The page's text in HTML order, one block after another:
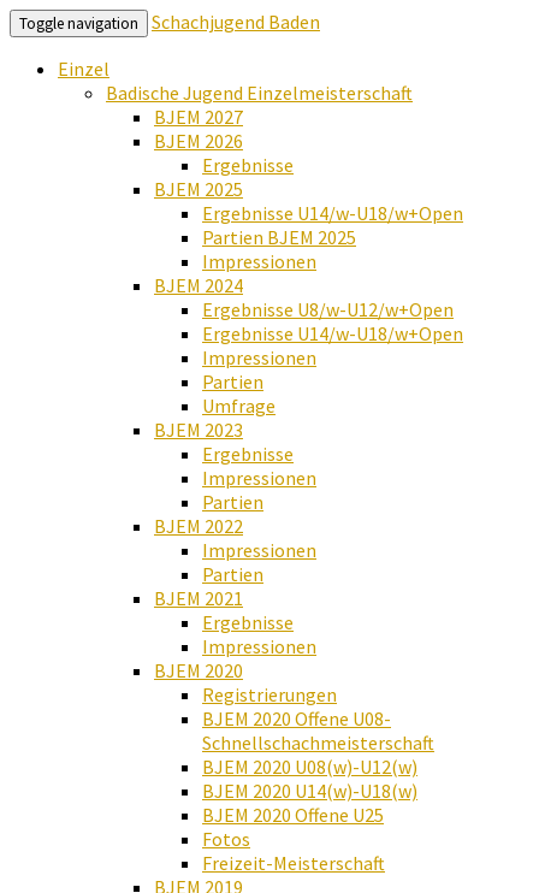
Toggle navigation
Schachjugend Baden
Einzel
Badische Jugend Einzelmeisterschaft
BJEM 2027
BJEM 2026
Ergebnisse
BJEM 2025
Ergebnisse U14/w-U18/w+Open
Partien BJEM 2025
Impressionen
BJEM 2024
Ergebnisse U8/w-U12/w+Open
Ergebnisse U14/w-U18/w+Open
Impressionen
Partien
Umfrage
BJEM 2023
Ergebnisse
Impressionen
Partien
BJEM 2022
Impressionen
Partien
BJEM 2021
Ergebnisse
Impressionen
BJEM 2020
Registrierungen
BJEM 2020 Offene U08-
Schnellschachmeisterschaft
BJEM 2020 U08(w)-U12(w)
BJEM 2020 U14(w)-U18(w)
BJEM 2020 Offene U25
Fotos
Freizeit-Meisterschaft
BJEM 2019